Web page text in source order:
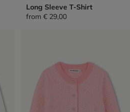
Long Sleeve T-Shirt
from € 29,00